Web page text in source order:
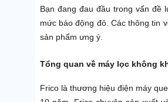
Bạn đang đau đầu trong vấn đề
mức báo động đỏ. Các thông tin
sản phẩm ưng ý.
Tổng quan về máy lọc không
Frico là thương hiệu điện máy